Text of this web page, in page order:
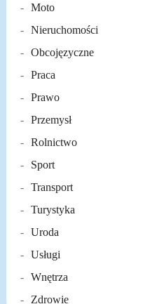
Moto
Nieruchomości
Obcojęzyczne
Praca
Prawo
Przemysł
Rolnictwo
Sport
Transport
Turystyka
Uroda
Usługi
Wnętrza
Zdrowie